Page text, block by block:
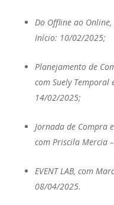
Do Offline ao Online,
Início: 10/02/2025;
Planejamento de
com Suely Temporal
14/02/2025;
Jornada de Compra
com Priscila Mercia
EVENT LAB, com
08/04/2025.